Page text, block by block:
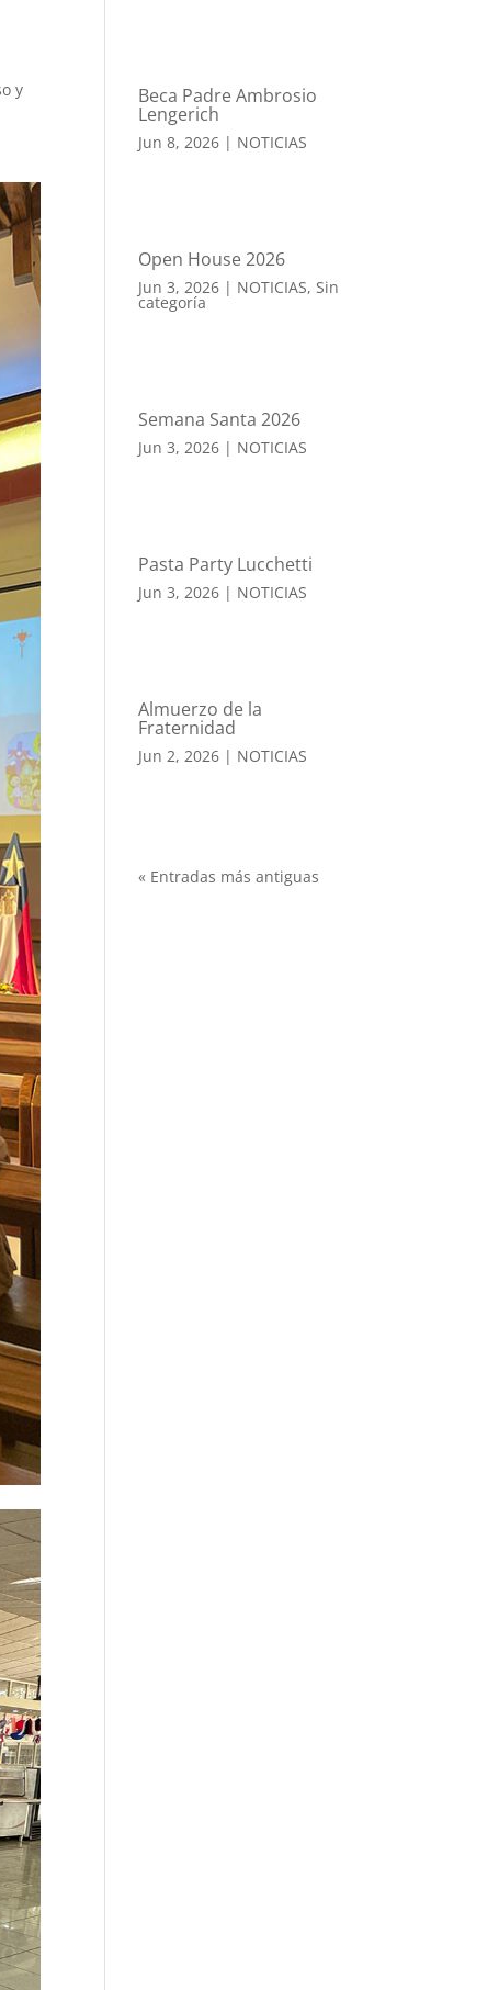
y
Beca Padre Ambrosio
Lengerich
Jun 8, 2026 | NOTICIAS
Open House 2026
Jun 3, 2026 | NOTICIAS, Sin
categoría
Semana Santa 2026
Jun 3, 2026 | NOTICIAS
Pasta Party Lucchetti
Jun 3, 2026 | NOTICIAS
Almuerzo de la
Fraternidad
Jun 2, 2026 | NOTICIAS
« Entradas más antiguas